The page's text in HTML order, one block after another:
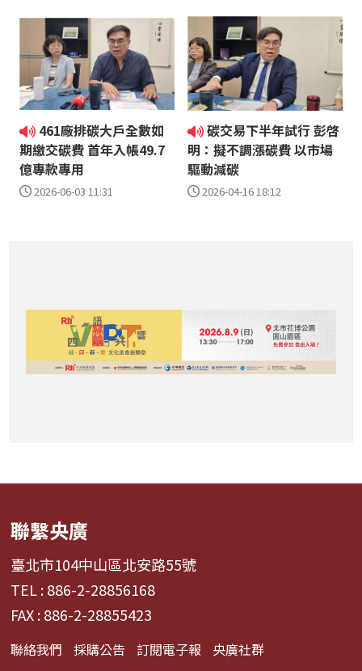
461廠排碳大戶全數如
期繳交碳費 首年入帳49.7
億專款專用
2026-06-03 11:31
碳交易下半年試行 彭啓
明：擬不調漲碳費 以市場
驅動減碳
2026-04-16 18:12
聯繫央廣
臺北市104中山區北安路55號
TEL : 886-2-28856168
FAX : 886-2-28855423
聯絡我們 採購公告 訂閱電子報 央廣社群